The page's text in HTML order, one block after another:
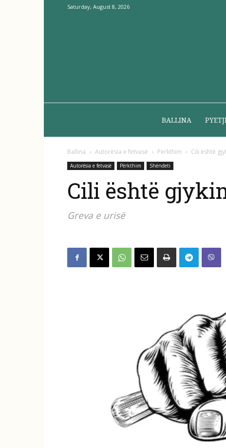
Saturday, August 8, 2026
BALLINA
Ballina Autorësia e fetvasë Përkthim Cili është
Autorësia e fetvasë Përkthim Shëndeti
Cili është
Greva e urisë